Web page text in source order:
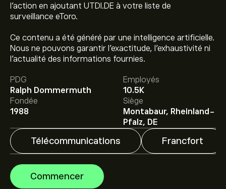
l'action en ajoutant UTDI.DE à votre liste de
surveillance eToro.
Ce contenu a été généré par une intelligence artificielle.
Nous ne pouvons garantir l’exactitude, l’exhaustivité ni
l’actualité des informations fournies.
PDG
Ralph Dommermuth
Employés
10.5K
Fondée
1988
Siège
Montabaur, Rheinland-
Pfalz, DE
Télécommunications Francfort
Commencer
Le prix actuel de l'action UTDI.DE est de 23.860‎€‎.
Le prix cible moyen pour l'action United Internet est de
23.860‎€‎.
sur eToro pour obtenir des
prévisions détaillées des analystes et les prix cibles.
Les analystes offrent des prévisions pour l'action
United Internet en se basant sur les tendances du
marché, les rapports financiers et la croissance
anticipée. Découvrez les dernières prévisions pour les
mouvements de prix futurs.
La capitalisation boursière de United Internet est de